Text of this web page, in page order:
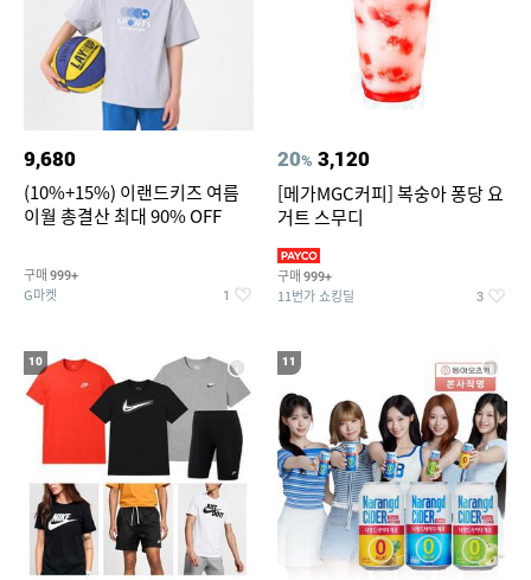
9,680
(10%+15%) 이랜드키즈 여름
이월 총결산 최대 90% OFF
구매 999+
G마켓 1
20% 3,120
[메가MGC커피] 복숭아 퐁당 요
거트 스무디
구매 999+
11번가 쇼킹딜 3
10 11